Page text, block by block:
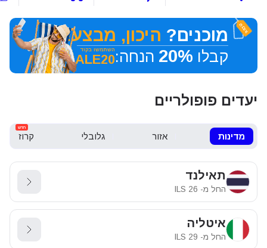
מבצע מוכנים? היכון, מבצע!
קבלו 20% הנחה: השתמשו בקוד
SALE20
יעדים פופולריים
מדינות אזור גלובלי קרוז
חדש
תאילנד
החל מ- ILS 26
איטליה
החל מ- ILS 29